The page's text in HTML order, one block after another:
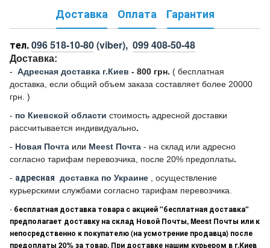
Доставка Оплата Гарантия
тел.096 518-10-80(viber), 099 408-50-48
Доставка:
- Адресная доставка г.Киев - 800 грн. ( бесплатная
доставка, если общий объем заказа составляет более 20000
грн. )
- по Киевской области стоимость адресной доставки
рассчитывается индивидуально.
- Новая Почта или Meest Почта - на склад или адресно
согласно тарифам перевозчика, после 20% предоплаты.
- адресная доставка по Украине
, осуществление
курьерскими службами согласно тарифам перевозчика.
- бесплатная доставка товара с акцией "бесплатная доставка"
предполагает доставку на склад Новой Почты, Meest Почты или к
непосредственно к покупателю (на усмотрение продавца) после
предоплаты 20% за товар. При доставке нашим курьером в г.Киев